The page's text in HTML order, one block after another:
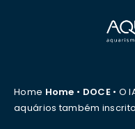
Home Home • DOCE• O
aquários também